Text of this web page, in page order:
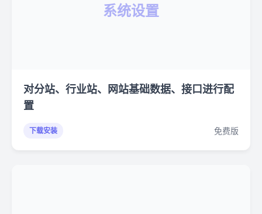
系统设置
对分站、行业站、网站基础数据、接口进行配
置
下载安装 免费版